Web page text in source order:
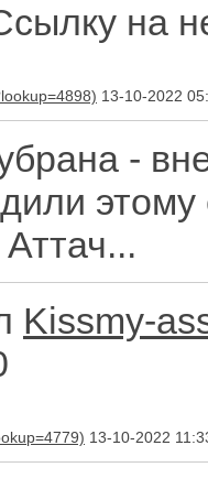
на
13-10-2022
-
Kissmy-
13-10-2022